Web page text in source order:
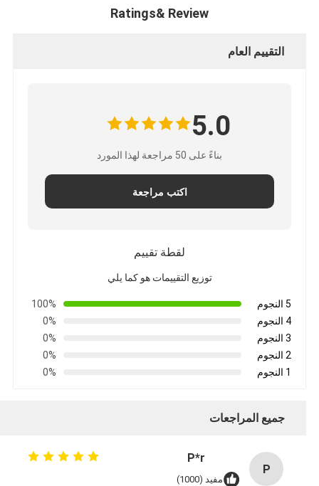
Ratings& Review
التقييم العام
5.0
بناءً على 50 مراجعة لهذا المورد
اكتب مراجعة
لقطة تقييم
توزيع التقييمات هو كما يلي
5 النجوم
100%
4 النجوم
0%
3 النجوم
0%
2 النجوم
0%
1 النجوم
0%
جميع المراجعات
P
P*r
مفيد (1000)